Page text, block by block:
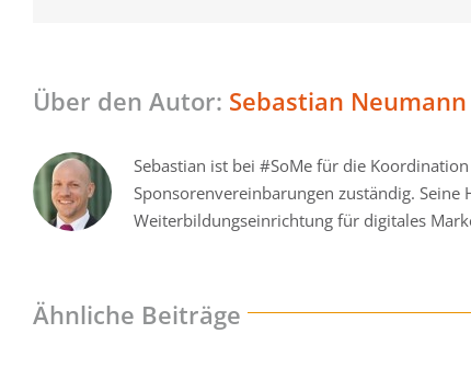
Über den Autor: Sebastian Neumann
Sebastian ist bei #SoMe für die
Sponsorenvereinbarungen zuständig.
Weiterbildungseinrichtung für digitales
Ähnliche Beiträge